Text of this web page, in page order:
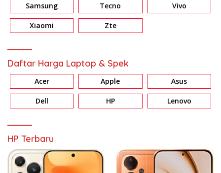
Samsung Tecno Vivo
Xiaomi Zte
Daftar Harga Laptop & Spek
Acer Apple Asus
Dell HP Lenovo
HP Terbaru